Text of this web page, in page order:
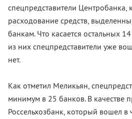
спецпредставители
расходование средств,
банкам. Что касается остальных
из них спецпредставители уже
нет.
Как отметил Меликьян,
минимум в 25 банков. В качестве
Россельхозбанк, который вошел